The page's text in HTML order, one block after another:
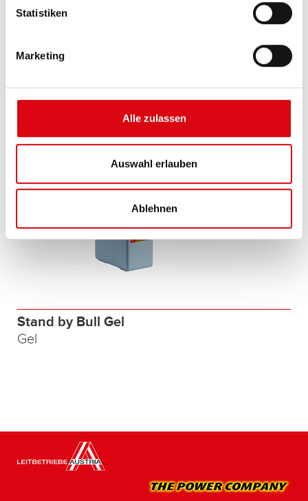
Statistiken
Marketing
Alle zulassen
Auswahl erlauben
Ablehnen
Stand by Bull Gel
Gel